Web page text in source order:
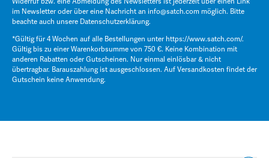
im Newsletter oder über eine Nachricht an info@satch.com möglich. Bitte
beachte auch unsere Datenschutzerklärung.
*Gültig für 4 Wochen auf alle Bestellungen unter https://www.satch.com/.
Gültig bis zu einer Warenkorbsumme von 750 €. Keine Kombination mit
anderen Rabatten oder Gutscheinen. Nur einmal einlösbar & nicht
übertragbar. Barauszahlung ist ausgeschlossen. Auf Versandkosten findet der
Gutschein keine Anwendung.